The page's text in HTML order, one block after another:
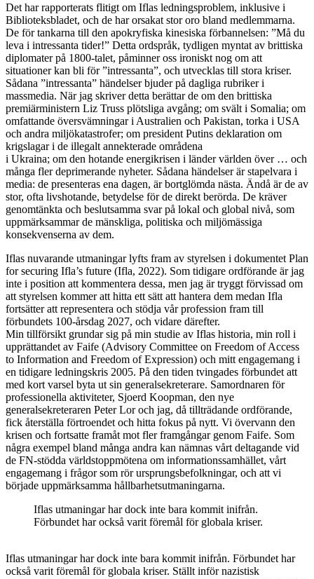
Det har rapporterats flitigt om Iflas ledningsproblem, inklusive i
Biblioteksbladet, och de har orsakat stor oro bland medlemmarna.
De för tankarna till den apokryfiska kinesiska förbannelsen: ”Må du
leva i intressanta tider!” Detta ordspråk, tydligen myntat av brittiska
diplomater på 1800-talet, påminner oss ironiskt nog om att
situationer kan bli för ”intressanta”, och utvecklas till stora kriser.
Sådana ”intressanta” händelser bjuder på dagliga rubriker i
massmedia. När jag skriver detta berättar de om den brittiska
premiärministern Liz Truss plötsliga avgång; om svält i Somalia; om
omfattande översvämningar i Australien och Pakistan, torka i USA
och andra miljökatastrofer; om president Putins deklaration om
krigslagar i de illegalt annekterade områdena
i Ukraina; om den hotande energikrisen i länder världen över … och
många fler deprimerande nyheter. Sådana händelser är stapelvara i
media: de presenteras ena dagen, är bortglömda nästa. Ändå är de av
stor, ofta livshotande, betydelse för de direkt berörda. De kräver
genomtänkta och beslutsamma svar på lokal och global nivå, som
uppmärksammar de mänskliga, politiska och miljömässiga
konsekvenserna av dem.
Iflas nuvarande utmaningar lyfts fram av styrelsen i dokumentet Plan
for securing Ifla’s future (Ifla, 2022). Som tidigare ord­förande är jag
inte i position att kommentera dessa, men jag är tryggt förvissad om
att styrelsen kommer att hitta ett sätt att hantera dem medan Ifla
fortsätter att representera och stödja vår profession fram till
förbundets 100-årsdag 2027, och vidare därefter.
Min tillförsikt grundar sig på min studie av Iflas historia, min roll i
upp­rättandet av Faife (Advisory Committee on Freedom of Access
to Information and Freedom of Expression) och mitt engagemang i
en tidigare ledningskris 2005. På den tiden tvingades förbundet att
med kort varsel byta ut sin generalsekreterare. Samordnaren för
professionella aktiviteter, Sjoerd Koopman, den nye
generalsekreteraren Peter Lor och jag, då tillträdande ordförande,
fick återställa förtroendet och hitta fokus på nytt. Vi övervann den
krisen och fortsatte framåt mot fler framgångar genom Faife. Som
några exempel bland många andra kan nämnas vårt deltagande vid
de FN-stödda världstoppmötena om informationssamhället, vårt
engagemang i frågor som rör ursprungsbefolkningar, och att vi
började uppmärksamma håll­barhetsutmaningarna.
Iflas utmaningar har dock inte bara kommit inifrån.
Förbundet har också varit föremål för globala kriser.
Iflas utmaningar har dock inte bara kommit inifrån. Förbundet har
också varit föremål för globala kriser. Ställt inför nazistisk